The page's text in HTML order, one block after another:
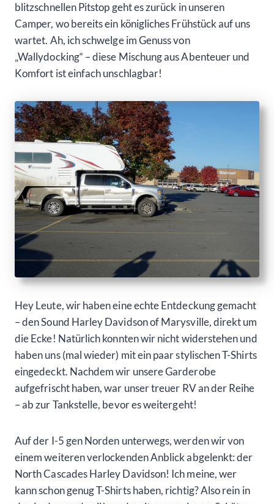
blitzschnellen Pitstop geht es zurück in unseren
Camper, wo bereits ein königliches Frühstück auf uns
wartet. Ah, ich schwelge im Genuss von
„Wallydocking“ – diese Mischung aus Abenteuer und
Komfort ist einfach unschlagbar!
Hey Leute, wir haben eine echte Entdeckung gemacht
– den Sound Harley Davidson of Marysville, direkt um
die Ecke! Natürlich konnten wir nicht widerstehen und
haben uns (mal wieder) mit ein paar stylischen T-Shirts
eingedeckt. Nachdem wir unsere Garderobe
aufgefrischt haben, war unser treuer RV an der Reihe
– ab zur Tankstelle, bevor es weitergeht!
Auf der I-5 gen Norden unterwegs, werden wir von
einem weiteren verlockenden Anblick abgelenkt: der
North Cascades Harley Davidson! Ich meine, wer
kann schon genug T-Shirts haben, richtig? Also rein in